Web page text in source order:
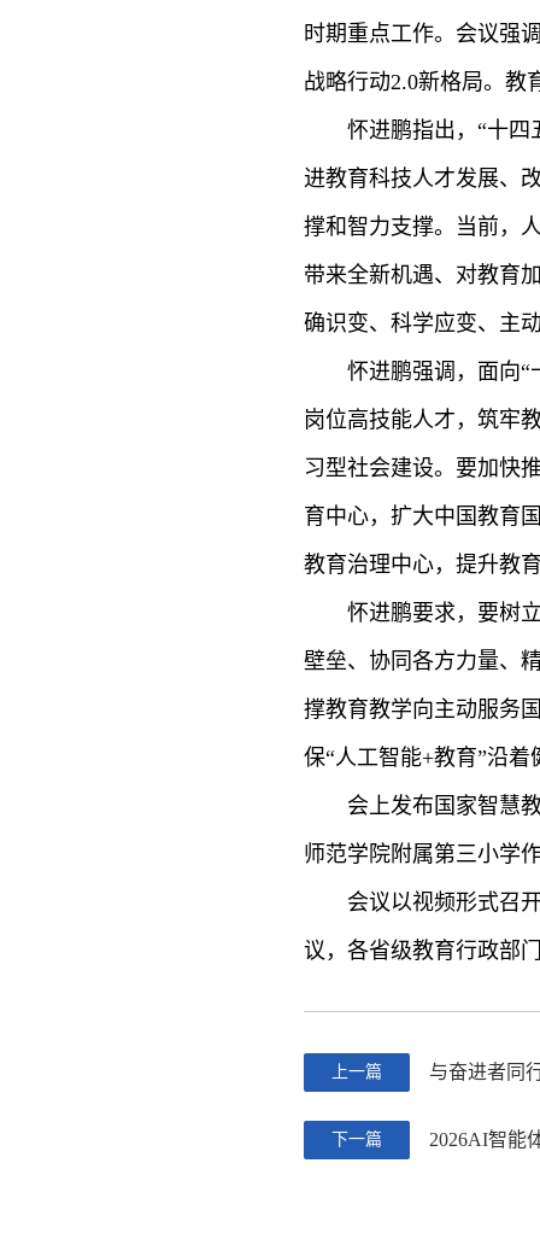
时期重点工作。会议强
战略行动2.0新格局。教
怀进鹏指出，“十四五
进教育科技人才发展、
撑和智力支撑。当前，
带来全新机遇、对教育
确识变、科学应变、主
怀进鹏强调，面向“十
岗位高技能人才，筑牢
习型社会建设。要加快
育中心，扩大中国教育
教育治理中心，提升教
怀进鹏要求，要树立
壁垒、协同各方力量、
撑教育教学向主动服务
保“人工智能+教育”沿
会上发布国家智慧教
师范学院附属第三小学
会议以视频形式召开
议，各省级教育行政部
上一篇 与奋进者同
下一篇 2026AI智能